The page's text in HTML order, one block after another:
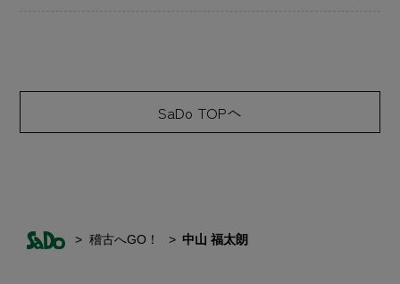
SaDo TOPへ
稽古へGO！ 中山 福太朗